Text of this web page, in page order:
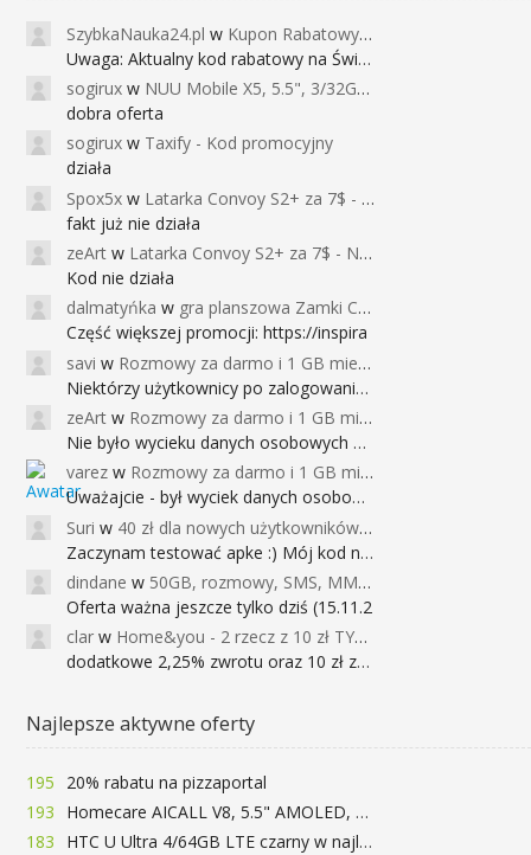
SzybkaNauka24.pl w Kupon Rabatowy na Kurs Angielskiego dla Dzieci - FunEnglish
Uwaga: Aktualny kod rabatowy na Święta (
sogirux w NUU Mobile X5, 5.5", 3/32GB, czujnik linii papilarnych, 2950mAh, aparat 13MP za 267zł - Banggood
dobra oferta
sogirux w Taxify - Kod promocyjny
działa
Spox5x w Latarka Convoy S2+ za 7$ - Najniższa cena od 2017r
fakt już nie działa
zeArt w Latarka Convoy S2+ za 7$ - Najniższa cena od 2017r
Kod nie działa
dalmatyńka w gra planszowa Zamki Caladale za 39zł
Część większej promocji: https://inspira
savi w Rozmowy za darmo i 1 GB miesięcznie
Niektórzy użytkownicy po zalogowaniu do
zeArt w Rozmowy za darmo i 1 GB miesięcznie
Nie było wycieku danych osobowych a nieo
varez w Rozmowy za darmo i 1 GB miesięcznie
Uważajcie - był wyciek danych osobowych
Suri w 40 zł dla nowych użytkowników Google Pay (dawniej Android Pay)
Zaczynam testować apke :) Mój kod na 40
dindane w 50GB, rozmowy, SMS, MMS bez limitu przez 6 miesięcy za darmo za przeniesienie numeru do Play NEXT
Oferta ważna jeszcze tylko dziś (15.11.2
clar w Home&you - 2 rzecz z 10 zł TYLKO DZISIAJ
dodatkowe 2,25% zwrotu oraz 10 zł za r
Najlepsze aktywne oferty
195
20% rabatu na pizzaportal
193
Homecare AICALL V8, 5.5" AMOLED, 4/128GB, Snapdragon 652, LTE, QC3.0, 3400mAh za 416zł
183
HTC U Ultra 4/64GB LTE czarny w najlepszej cenie na rynku 799 zł!!!